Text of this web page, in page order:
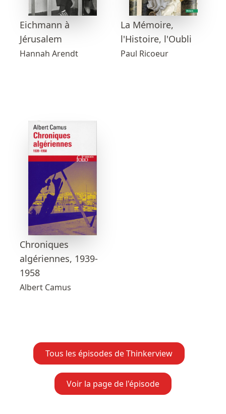
Eichmann à
Jérusalem
Hannah Arendt
La Mémoire,
l'Histoire, l'Oubli
Paul Ricoeur
Chroniques
algériennes, 1939-
1958
Albert Camus
Tous les épisodes de Thinkerview
Voir la page de l'épisode